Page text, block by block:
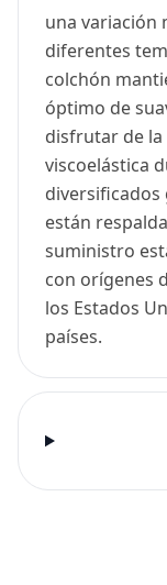
una variación
diferentes
colchón
óptimo de
disfrutar de la
viscoelástica
están
suministro
con orígenes
los Estados
países.